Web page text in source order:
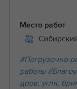
Место работ
#Погрузочно-
работы
дров, угля,